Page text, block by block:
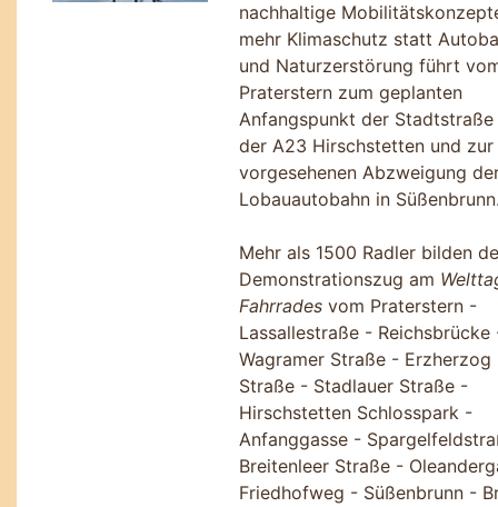
nachhaltige
mehr Klimaschutz statt
und Naturzerstörung führt
Praterstern zum geplanten
Anfangspunkt der Stadtstraße
der A23 Hirschstetten und zur
vorgesehenen Abzweigung
Lobauautobahn in
Mehr als 1500 Radler bilden
Demonstrationszug am
Fahrrades vom Praterstern -
Lassallestraße - Reichsbrücke
Wagramer Straße - Erzherzog
Straße - Stadlauer Straße -
Hirschstetten Schlosspark -
Anfanggasse -
Breitenleer Straße -
Friedhofweg - Süßenbrunn -